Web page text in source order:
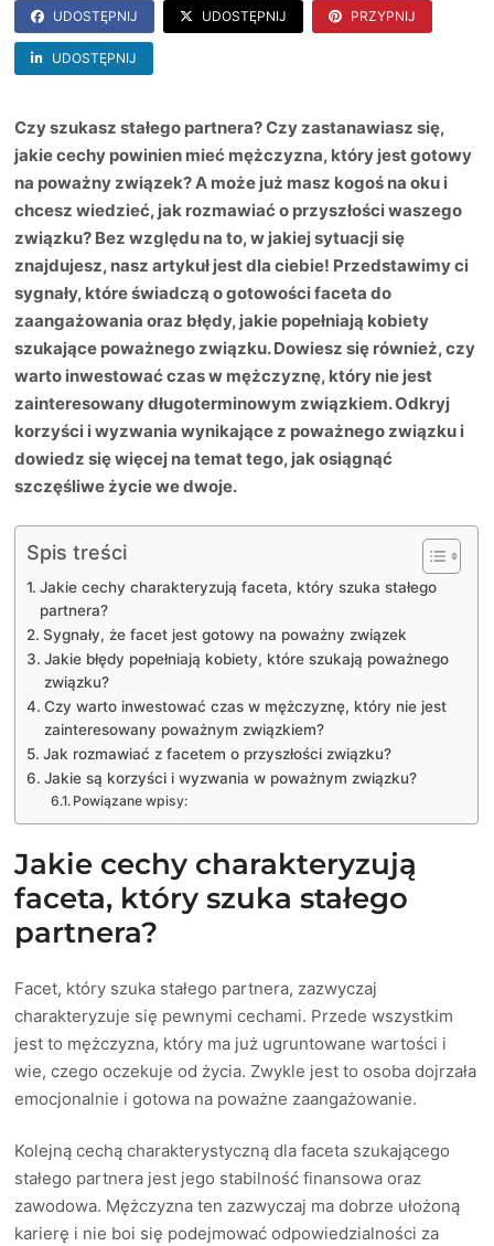
UDOSTĘPNIJ UDOSTĘPNIJ PRZYPNIJ
UDOSTĘPNIJ
Czy szukasz stałego partnera? Czy zastanawiasz się,
jakie cechy powinien mieć mężczyzna, który jest gotowy
na poważny związek? A może już masz kogoś na oku i
chcesz wiedzieć, jak rozmawiać o przyszłości waszego
związku? Bez względu na to, w jakiej sytuacji się
znajdujesz, nasz artykuł jest dla ciebie! Przedstawimy ci
sygnały, które świadczą o gotowości faceta do
zaangażowania oraz błędy, jakie popełniają kobiety
szukające poważnego związku. Dowiesz się również, czy
warto inwestować czas w mężczyznę, który nie jest
zainteresowany długoterminowym związkiem. Odkryj
korzyści i wyzwania wynikające z poważnego związku i
dowiedz się więcej na temat tego, jak osiągnąć
szczęśliwe życie we dwoje.
Spis treści
Jakie cechy charakteryzują faceta, który szuka stałego
partnera?
Sygnały, że facet jest gotowy na poważny związek
Jakie błędy popełniają kobiety, które szukają poważnego
związku?
Czy warto inwestować czas w mężczyznę, który nie jest
zainteresowany poważnym związkiem?
Jak rozmawiać z facetem o przyszłości związku?
Jakie są korzyści i wyzwania w poważnym związku?
Powiązane wpisy:
Jakie cechy charakteryzują
faceta, który szuka stałego
partnera?
Facet, który szuka stałego partnera, zazwyczaj
charakteryzuje się pewnymi cechami. Przede wszystkim
jest to mężczyzna, który ma już ugruntowane wartości i
wie, czego oczekuje od życia. Zwykle jest to osoba dojrzała
emocjonalnie i gotowa na poważne zaangażowanie.
Kolejną cechą charakterystyczną dla faceta szukającego
stałego partnera jest jego stabilność finansowa oraz
zawodowa. Mężczyzna ten zazwyczaj ma dobrze ułożoną
karierę i nie boi się podejmować odpowiedzialności za